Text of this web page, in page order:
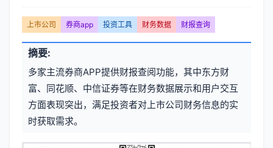
章
元
信
息
文
章
标
签
上市公司 券商app 投资工具 财务数据 财报查询
摘要:
多家主流券商APP提供财报查阅功能，其中东方财
富、同花顺、中信证券等在财务数据展示和用户交互
方面表现突出，满足投资者对上市公司财务信息的实
时获取需求。